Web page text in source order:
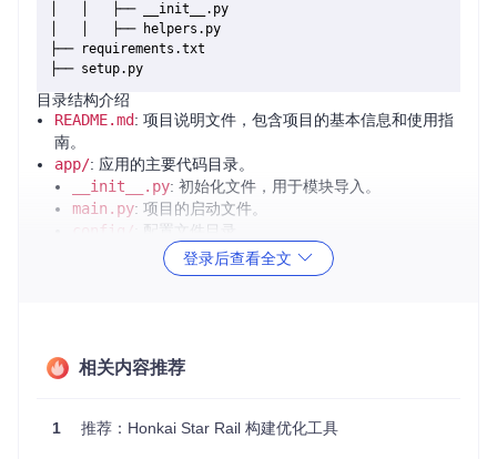
│   │   ├── __init__.py
│   │   ├── helpers.py
├── requirements.txt
目录结构介绍
README.md: 项目说明文件，包含项目的基本信息和使用指
南。
app/: 应用的主要代码目录。
__init__.py: 初始化文件，用于模块导入。
main.py: 项目的启动文件。
config/ : 配置文件目录。
__init__.py: 初始化文件。
settings.py: 主要的配置文件，包含项目的各种配置
user.py: 用户模型文件。
helpers.py : 辅助函数文件。
登录后查看全文
相关内容推荐
1 推荐：Honkai Star Rail 构建优化工具